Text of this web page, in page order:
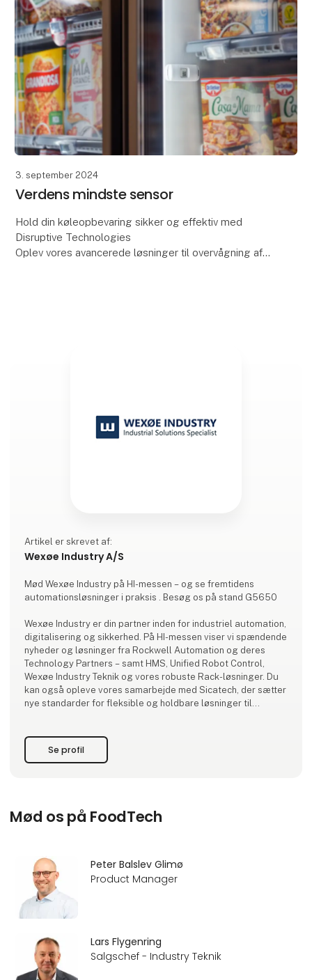
3. september 2024
Verdens mindste sensor
Hold din køleopbevaring sikker og effektiv med
Disruptive Technologies
Oplev vores avancerede løsninger til overvågning af
Artikel er skrevet af:
Wexøe Industry A/S
Mød Wexøe Industry på HI-messen – og se fremtidens
automationsløsninger i praksis . Besøg os på stand G5650
Wexøe Industry er din partner inden for industriel automation,
digitalisering og sikkerhed. På HI-messen viser vi spændende
nyheder og løsninger fra Rockwell Automation og deres
Technology Partners – samt HMS, Unified Robot Control,
Wexøe Industry Teknik og vores robuste Rack-løsninger. Du
kan også opleve vores samarbejde med Sicatech, der sætter
nye standarder for fleksible og holdbare løsninger til
Kom forbi og få en snak med vores eksperter – vi glæder os
til at mød
Se profil
Mød os på FoodTech
Peter Balslev Glimø
Product Manager
Lars Flygenring
Salgschef - Industry Teknik